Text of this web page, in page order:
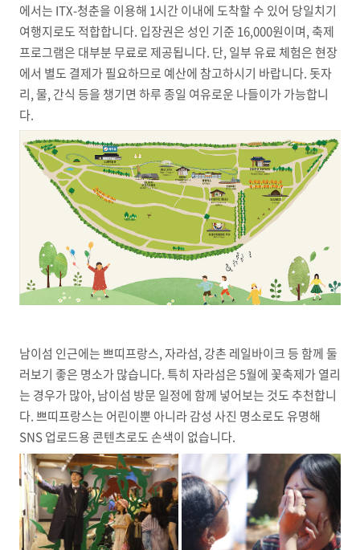
에서는 ITX-청춘을 이용해 1시간 이내에 도착할 수 있어 당일치기
여행지로도 적합합니다. 입장권은 성인 기준 16,000원이며, 축제
프로그램은 대부분 무료로 제공됩니다. 단, 일부 유료 체험은 현장
에서 별도 결제가 필요하므로 예산에 참고하시기 바랍니다. 돗자
리, 물, 간식 등을 챙기면 하루 종일 여유로운 나들이가 가능합니
다.
남이섬 인근에는 쁘띠프랑스, 자라섬, 강촌 레일바이크 등 함께 둘
러보기 좋은 명소가 많습니다. 특히 자라섬은 5월에 꽃축제가 열리
는 경우가 많아, 남이섬 방문 일정에 함께 넣어보는 것도 추천합니
다. 쁘띠프랑스는 어린이뿐 아니라 감성 사진 명소로도 유명해
SNS 업로드용 콘텐츠로도 손색이 없습니다.